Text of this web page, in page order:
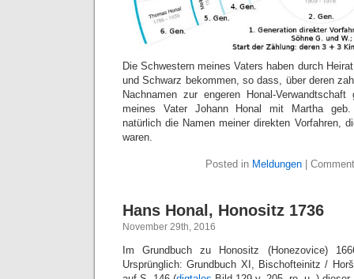
Die Schwestern meines Vaters haben durch
und Schwarz bekommen, so dass, über deren
Nachnamen zur engeren Honal-
meines Vater Johann Honal mit Martha
natürlich die Namen meiner direkten Vorfahren,
waren.
Posted in Meldungen
Hans Honal, Honositz 1736
November 29th, 2016
Im Grundbuch zu Honositz (Honezovice)
Ursprünglich: Grundbuch XI, Bischofteinitz /